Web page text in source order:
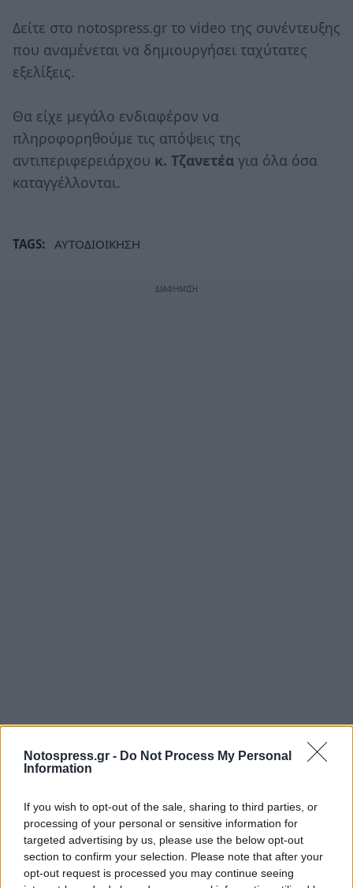
Notospress.gr - Do Not Process My Personal
Information
If you wish to opt-out of the sale, sharing to third parties, or
processing of your personal or sensitive information for
targeted advertising by us, please use the below opt-out
section to confirm your selection. Please note that after your
opt-out request is processed you may continue seeing
Δείτε στο notospress.gr το video της συνέντευξης
που αναμένεται να δημιουργήσει ταχύτατες
εξελίξεις.
Θα είχε μεγάλο ενδιαφέρον να
πληροφορηθούμε τις απόψεις της
αντιπεριφερειάρχου κ. Τζανετέα για όλα όσα
καταγγέλλονται.
TAGS: ΑΥΤΟΔΙΟΙΚΗΣΗ
Σχετικά Άρθρα